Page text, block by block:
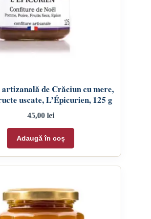
de Crăciun cu mere,
uscate, L’Épicurien, 125 g
45,00 lei
Adaugă în coș